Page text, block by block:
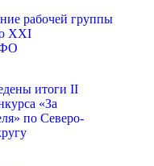
рабочей группы
XXI
итоги II
«За
по Северо-